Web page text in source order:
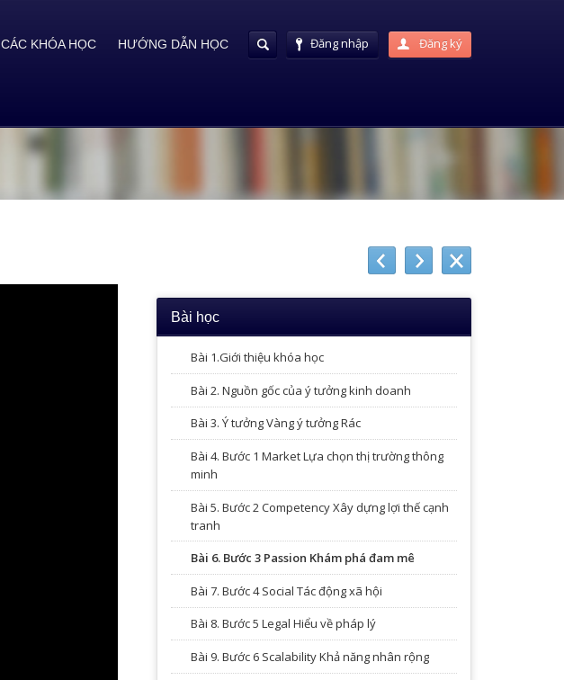
Đăng nhập Đăng ký
CÁC KHÓA HỌC HƯỚNG DẪN HỌC
Bài học
Bài 1.Giới thiệu khóa học
Bài 2. Nguồn gốc của ý tưởng kinh doanh
Bài 3. Ý tưởng Vàng ý tưởng Rác
Bài 4. Bước 1 Market Lựa chọn thị trường thông
minh
Bài 5. Bước 2 Competency Xây dựng lợi thế cạnh
tranh
Bài 6. Bước 3 Passion Khám phá đam mê
Bài 7. Bước 4 Social Tác động xã hội
Bài 8. Bước 5 Legal Hiểu về pháp lý
Bài 9. Bước 6 Scalability Khả năng nhân rộng